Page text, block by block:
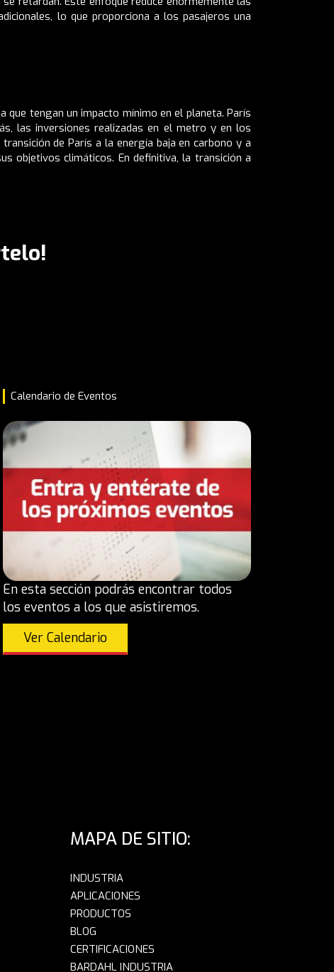
lo que proporciona a los pasajeros una
tengan un impacto mínimo en el planeta. París
las inversiones realizadas en el metro y en los
de París a la energía baja en carbono y a
objetivos climáticos. En definitiva, la transición a
Calendario de Eventos
En esta sección podrás encontrar todos
los eventos a los que asistiremos.
Ver Calendario
MAPA DE SITIO:
INDUSTRIA
APLICACIONES
PRODUCTOS
BLOG
CERTIFICACIONES
BARDAHL INDUSTRIA